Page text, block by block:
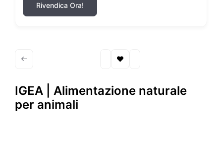
Rivendica Ora!
IGEA | Alimentazione naturale
per animali